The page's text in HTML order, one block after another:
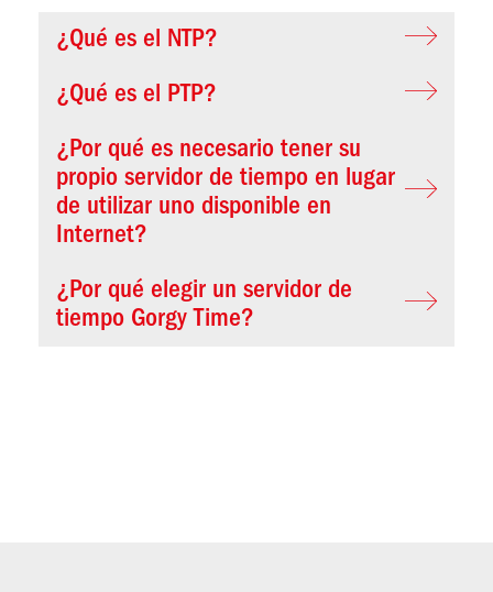
¿Qué es el NTP?
¿Qué es el PTP?
¿Por qué es necesario tener su
propio servidor de tiempo en lugar
de utilizar uno disponible en
Internet?
¿Por qué elegir un servidor de
tiempo Gorgy Time?